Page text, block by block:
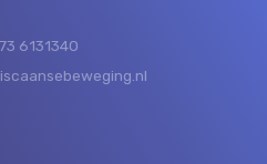
6131340